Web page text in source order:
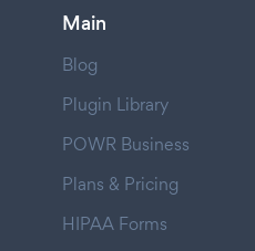
Main
Blog
Plugin Library
POWR Business
Plans & Pricing
HIPAA Forms